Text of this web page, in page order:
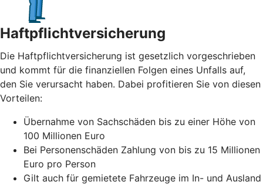
Haftpflichtversicherung
Die Haftpflichtversicherung ist gesetzlich vorgeschrieben
und kommt für die finanziellen Folgen eines Unfalls auf,
den Sie verursacht haben. Dabei profitieren Sie von diesen
Vorteilen:
Übernahme von Sachschäden bis zu einer Höhe von
100 Millionen Euro
Bei Personenschäden Zahlung von bis zu 15 Millionen
Euro pro Person
Gilt auch für gemietete Fahrzeuge im In- und Ausland